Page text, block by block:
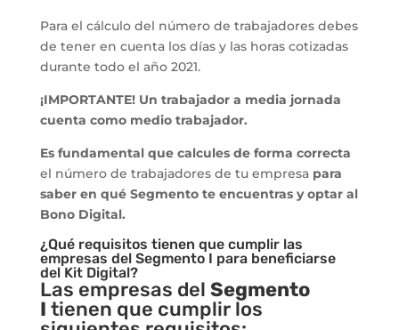
Para el cálculo del número de trabajadores debes
de tener en cuenta los días y las horas cotizadas
durante todo el año 2021.
¡IMPORTANTE! Un trabajador a media jornada
cuenta como medio trabajador.
Es fundamental que calcules de forma correcta
el número de trabajadores de tu empresa para
saber en qué Segmento te encuentras y optar al
Bono Digital.
¿Qué requisitos tienen que cumplir las
empresas del Segmento I para beneficiarse
del Kit Digital?
Las empresas del Segmento
I tienen que cumplir los